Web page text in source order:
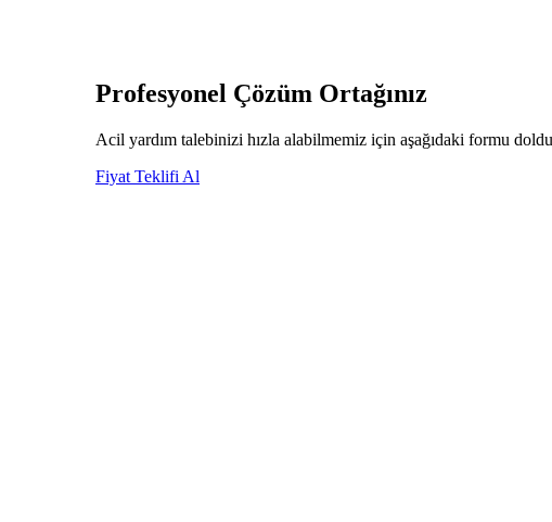
Profesyonel Çözüm Ortağınız
Acil yardım talebinizi hızla alabilmemiz için aşağıdaki formu
Fiyat Teklifi Al